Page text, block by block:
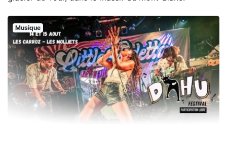
Musique